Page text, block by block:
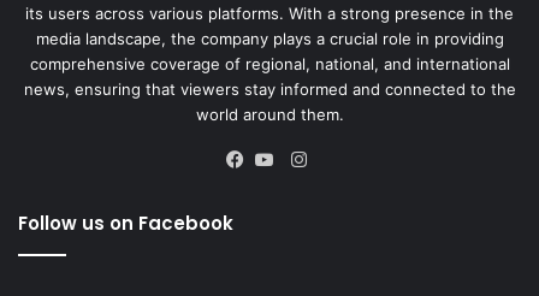
its users across various platforms. With a strong presence in the
media landscape, the company plays a crucial role in providing
comprehensive coverage of regional, national, and international
news, ensuring that viewers stay informed and connected to the
world around them.
Instagram
Follow us on Facebook